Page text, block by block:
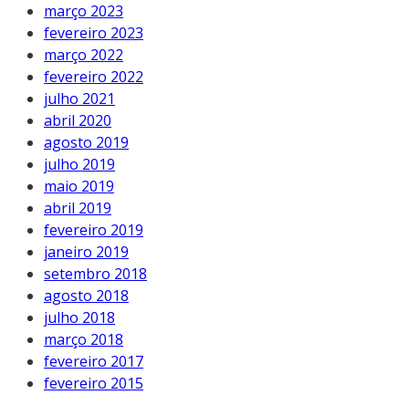
março 2023
fevereiro 2023
março 2022
fevereiro 2022
julho 2021
abril 2020
agosto 2019
julho 2019
maio 2019
abril 2019
fevereiro 2019
janeiro 2019
setembro 2018
agosto 2018
julho 2018
março 2018
fevereiro 2017
fevereiro 2015